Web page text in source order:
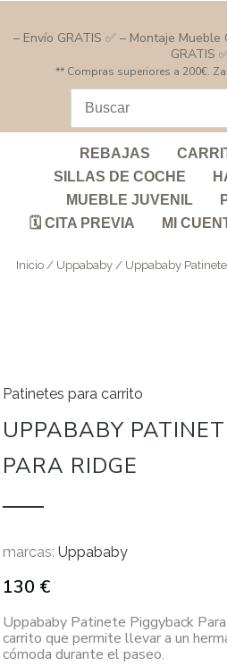
– Envío GRATIS ✅ – Montaje
GRATIS
** Compras superiores a 200€.
REBAJAS
SILLAS DE COCHE
MUEBLE JUVENIL
🗓️ CITA PREVIA
MI
Inicio / Uppababy / Uppababy
Patinetes para carrito
UPPABABY
PARA RIDGE
marcas: Uppababy
130 €
Uppababy Patinete Piggyback
carrito que permite llevar a un
cómoda durante el paseo.